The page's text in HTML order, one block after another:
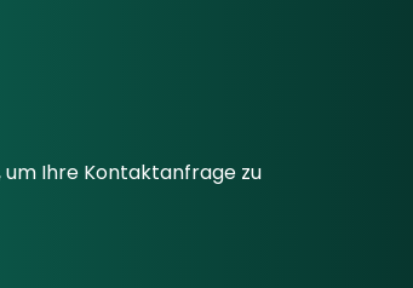
um Ihre Kontaktanfrage zu